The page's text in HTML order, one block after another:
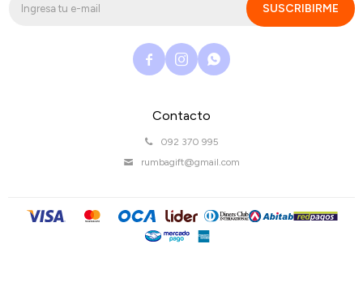
Contacto
092 370 995
rumbagift@gmail.com
SUSCRIBIRME
  